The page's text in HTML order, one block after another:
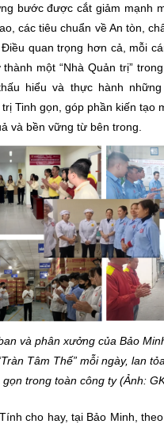
bước được cắt giảm mạnh
các tiêu chuẩn về An tòn,
quan trọng hơn cả, mỗi
một “Nhà Quản trị”
hiểu và thực hành
Tinh gọn, góp phần kiến tạo
và bền vững từ bên trong.
và phân xưởng của Bảo
Tâm Thế” mỗi ngày, lan
gọn trong toàn công ty (Ảnh:
cho hay, tại Bảo Minh,